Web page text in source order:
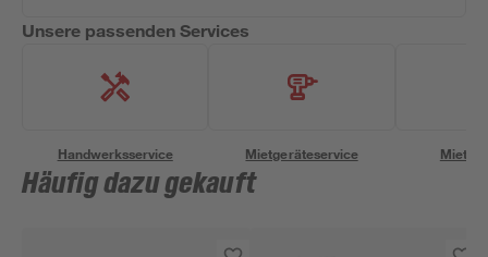
Unsere passenden Services
Handwerksservice Mietgeräteservice
Häufig dazu gekauft